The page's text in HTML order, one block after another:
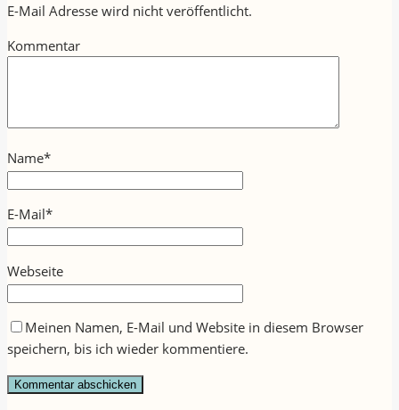
E-Mail Adresse wird nicht veröffentlicht.
Kommentar
Name*
E-Mail*
Webseite
Meinen Namen, E-Mail und Website in diesem Browser
speichern, bis ich wieder kommentiere.